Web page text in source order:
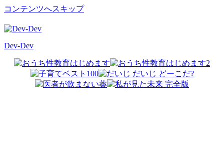
コンテンツへスキップ
Dev-Dev